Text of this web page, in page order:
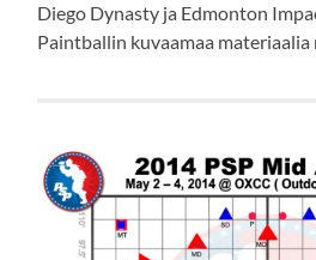
Diego Dynasty ja Edmonton
Paintballin kuvaamaa materiaalia